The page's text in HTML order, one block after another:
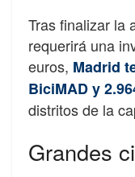
Tras finalizar la
requerirá una
euros, Madrid
BiciMAD y
distritos de la
Grandes